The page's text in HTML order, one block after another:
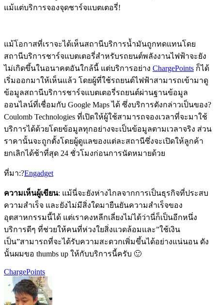
แม้แต่บริการจองจุดชาร์จแบตเตอรี่!
แม้โอกาสที่เราจะได้เห็นสถานีบริการน้ำมันถูกทดแทนโดย
สถานีบริการชาร์จแบตเตอรี่สำหรับรถยนต์พลังงานไฟฟ้าจะยัง
ไม่เกิดขึ้นในอนาคตอันใกล้นี้ แต่บริการอย่าง ChargePoints ก็ได้
เริ่มออกมาให้เห็นแล้ว โดยผู้ที่ใช้รถยนต์ไฟฟ้าสามารถเข้ามาดู
ข้อมูลสถานีบริการชาร์จแบตเตอรี่รถยนต์ผ่านฐานข้อมูล
ออนไลน์ที่เชื่อมกับ Google Maps ได้ ซึ่งบริการดังกล่าวเป็นของ?
Coulomb Technologies ที่เปิดให้ผู้ใช้สามารถจองเวลาที่จะมาใช้
บริการได้ด้วยโดยข้อมูลทุกอย่างจะเป็นข้อมูลตามเวลาจริง ส่วน
ราคานั้นจะถูกตั้งโดยผู้ดูแลของแต่ละสถานีซึ่งจะเปิดให้ลูกค้า
ยกเลิกได้ช้าที่สุด 24 ชั่วโมงก่อนการนัดหมายด้วย
ที่มา:?Engadget
ความเห็นผู้เขียน: แม้นี่จะยังห่างไกลจากการเป็นธุรกิจที่ประสบ
ความสำเร็จ และยังไม่มีสิ่งใดมายืนยันความสำเร็จของ
อุตสาหกรรมนี้ได้ แต่เราคงหลีกเลี่ยงไม่ได้ว่านี่ก็เป็นอีกหนึ่ง
บริการดีๆ ที่ช่วยให้คนที่ห่วงใยสิ่งแวดล้อมและ”ใช้เงิน
เป็น”สามารถที่จะได้รับความสะดวกเพิ่มขึ้นได้อย่างแน่นอน ดัง
นั้นผมขอ thumbs up ให้กับบริการนี้ครับ 🙂
ChargePoints